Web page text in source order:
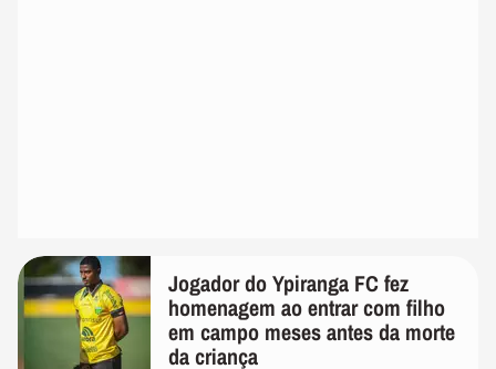
Jogador do Ypiranga FC fez
homenagem ao entrar com filho
em campo meses antes da morte
da criança